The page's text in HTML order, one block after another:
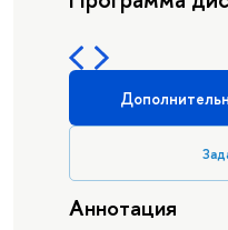
Аннотация